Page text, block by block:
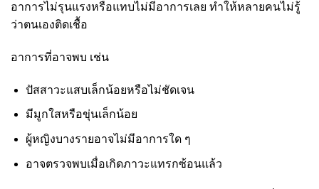
อาการไม่รุนแรงหรือแทบไม่มีอาการเลย ทำให้หลายคนไม่รู้
ว่าตนเองติดเชื้อ
อาการที่อาจพบ เช่น
ปัสสาวะแสบเล็กน้อยหรือไม่ชัดเจน
มีมูกใสหรือขุ่นเล็กน้อย
ผู้หญิงบางรายอาจไม่มีอาการใด ๆ
อาจตรวจพบเมื่อเกิดภาวะแทรกซ้อนแล้ว